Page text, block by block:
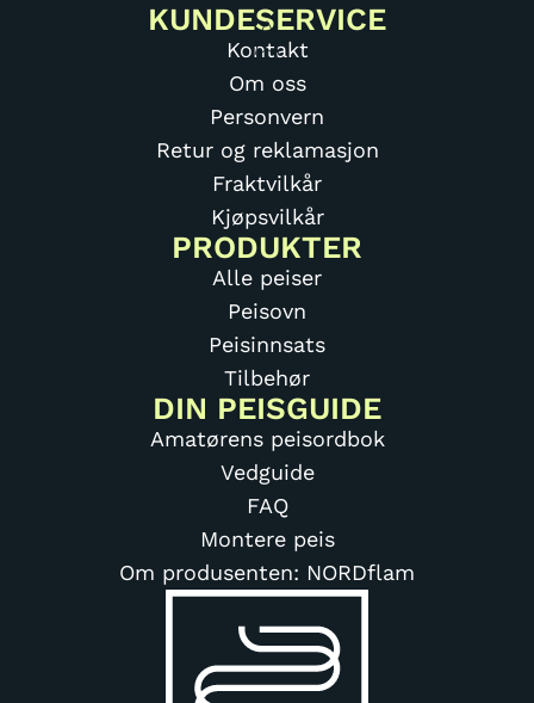
KUNDESERVICE
Kontakt
Om oss
Personvern
Retur og reklamasjon
Fraktvilkår
Kjøpsvilkår
PRODUKTER
Alle peiser
Peisovn
Peisinnsats
Tilbehør
DIN PEISGUIDE
Amatørens peisordbok
Vedguide
FAQ
Montere peis
Om produsenten: NORDflam